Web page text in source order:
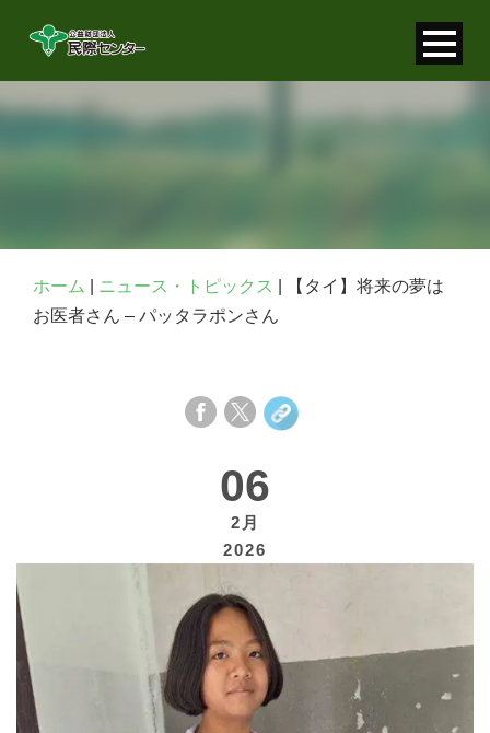
お問い合わせ
寄付する
ホーム ニュース・トピックス
【タイ】将来の夢は
お医者さん – パッタラポンさん
06
2月
2026